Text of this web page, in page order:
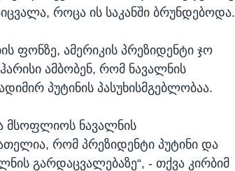
როცა ის საკანში ბრუნდებოდა.
ფონზე, ამერიკის პრეზიდენტი ჯო
ამბობენ, რომ ნავალნის
პუტინის პასუხისმგებლობაა.
მსოფლიოს ნავალნის
რომ პრეზიდენტი პუტინი და
გარდაცვალებაზე“, - თქვა კირბიმ